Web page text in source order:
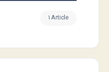
۱ Article